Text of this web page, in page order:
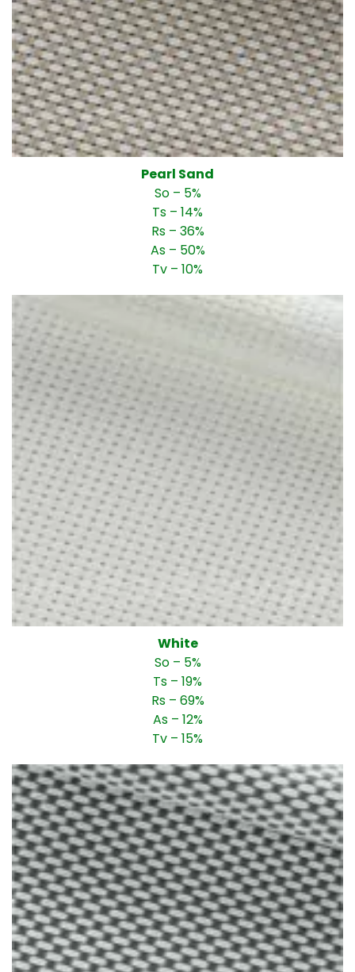
Pearl Sand
So – 5%
Ts – 14%
Rs – 36%
As – 50%
Tv – 10%
White
So – 5%
Ts – 19%
Rs – 69%
As – 12%
Tv – 15%